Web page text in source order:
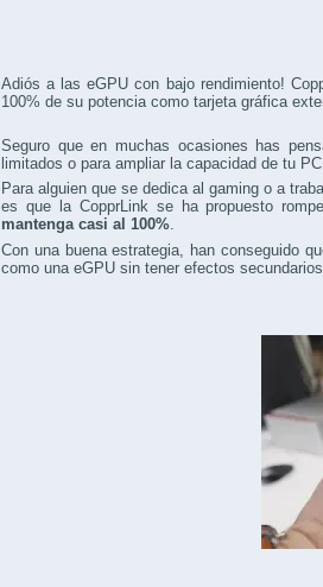
Adiós a las eGPU con bajo rendimiento!
100% de su potencia como tarjeta gráfica
Seguro que en muchas ocasiones has
limitados o para ampliar la capacidad de tu
Para alguien que se dedica al gaming o a
es que la CopprLink se ha propuesto
mantenga casi al 100%.
Con una buena estrategia, han conseguido
como una eGPU sin tener efectos